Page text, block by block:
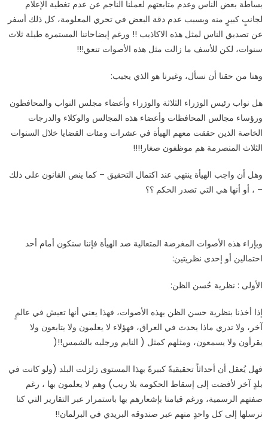
بساطة بعض الناس وعدم متابعتهم لعملنا الناجم عن عدم تغطية الإعلام
لجانبٍ كبيرٍ منه وبسبب عدم دقة البعض في تحري المعلومة، كل ذلك أسفر
عن تصديق الناس لمثل هذه الاكاذيب !! ورغم إيضاحاتنا المستمرة طيلة ثلاث
سنوات، لكن للأسف ما زالت مثل هذه الأصوات تنعق!!!
وهنا من حقنا أن نسأل، وغيرنا هو الذي يجيب:
هل نواب رئيس الوزراء الثلاثة والوزراء وأعضاء مجلس النواب والمحافظون
ورؤساء مجالس المحافظات وأعضاء هذه المجالس والوكلاء والدرجات
الخاصة الذين حققت معهم الهيأة في عشرات ومئات القضايا خلال السنوات
الثلاث المنصرمة هم موظفون صغار !!!!
وهل أن واجب الهيأة ينتهي عند اكتمال التحقيق – كما ينص القانون على ذلك
– ، أو أنها هي التي تصدر الحكم ؟؟
وبإزاء هذه الأصوات المغرضة المتعالية ضد الهيأة فإننا سنكون أمام أحد
احتمالين أو إحدى نظريتين:
الأولى : نظرية حُسن الظن:
إذا أخذنا بنظرية حسن الظن بهذه الأصوات، فهذا يعني أنها تعيش في عالمٍ
آخر، ولا تدري ماذا يحدث في العراق، فهؤلاء لا يعلمون ولا يتابعون ولا
يقرأون ولا يسمعون، ومثلهم كمثل ( النايم ورجليه بالشمس)!!
فهل يُعقل أن أحداثاً تحقيقيةً كبيرةً بهذا المستوى زلزلت البلد (ولو كانت في
بلدٍ آخر لأفضت إلى إسقاط الحكومة بلا ريب) وهم لا يعلمون بها ، رغم
صفتهم الرسمية، ورغم قيامنا بإشعارهم بها باستمرار عبر التقارير التي كنا
نرسلها إلى كل واحدٍ منهم عبر صندوقه البريدي في البرلمان!!